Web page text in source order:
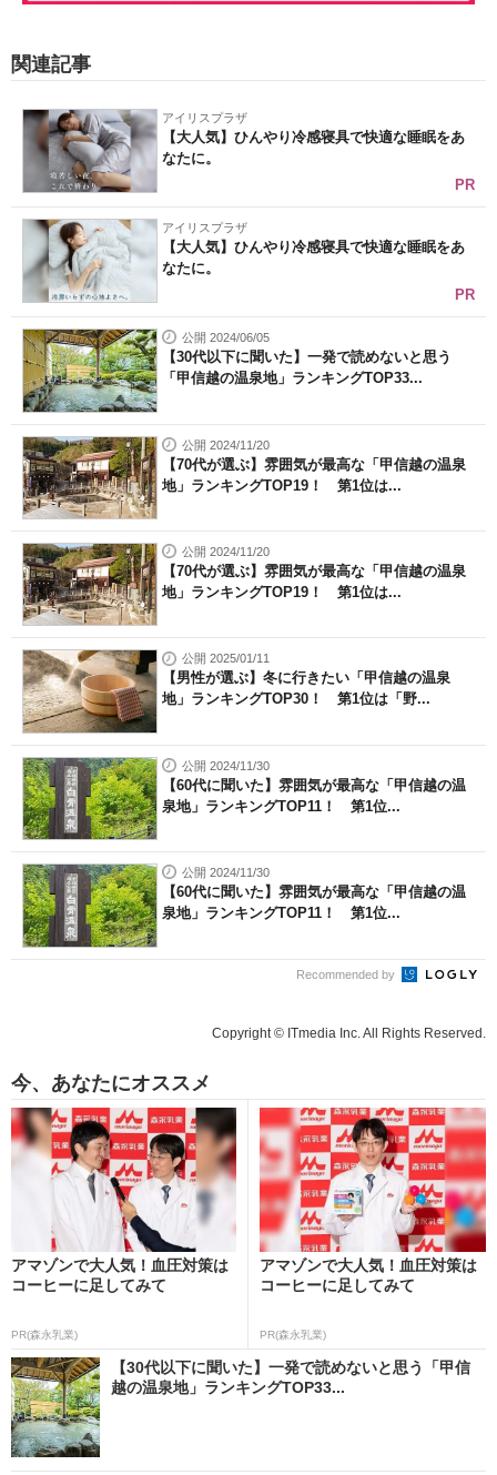
関連記事
アイリスプラザ
【大人気】ひんやり冷感寝具で快適な睡眠をあ
なたに。
PR
アイリスプラザ
【大人気】ひんやり冷感寝具で快適な睡眠をあ
なたに。
PR
公開 2024/06/05
【30代以下に聞いた】一発で読めないと思う
「甲信越の温泉地」ランキングTOP33...
公開 2024/11/20
【70代が選ぶ】雰囲気が最高な「甲信越の温泉
地」ランキングTOP19！ 第1位は...
公開 2024/11/20
【70代が選ぶ】雰囲気が最高な「甲信越の温泉
地」ランキングTOP19！ 第1位は...
公開 2025/01/11
【男性が選ぶ】冬に行きたい「甲信越の温泉
地」ランキングTOP30！ 第1位は「野...
公開 2024/11/30
【60代に聞いた】雰囲気が最高な「甲信越の温
泉地」ランキングTOP11！ 第1位...
公開 2024/11/30
【60代に聞いた】雰囲気が最高な「甲信越の温
泉地」ランキングTOP11！ 第1位...
Recommended by
Copyright © ITmedia Inc. All Rights Reserved.
今、あなたにオススメ
アマゾンで大人気！血圧対策は
コーヒーに足してみて
PR(森永乳業)
アマゾンで大人気！血圧対策は
コーヒーに足してみて
PR(森永乳業)
【30代以下に聞いた】一発で読めないと思う「甲信
越の温泉地」ランキングTOP33...